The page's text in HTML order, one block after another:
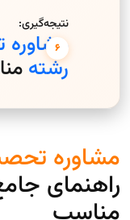
نتیجه‌گیری:
مشاوره
رشته
مشاوره
راهنمای